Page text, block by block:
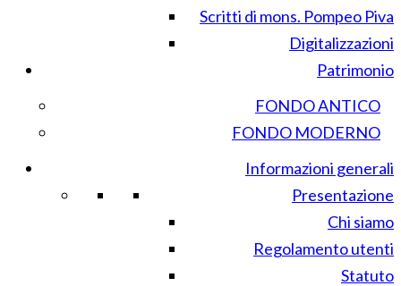
Scritti di mons. Pompeo Piva
Digitalizzazioni
Patrimonio
FONDO ANTICO
FONDO MODERNO
Informazioni generali
Presentazione
Chi siamo
Regolamento utenti
Statuto